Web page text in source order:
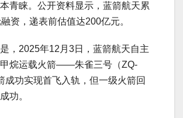
青睐。公开资料显示，蓝箭航天累
资，递表前估值达200亿元。
，2025年12月3日，蓝箭航天自主
烷运载火箭——朱雀三号（ZQ-
成功实现首飞入轨，但一级火箭回
功。